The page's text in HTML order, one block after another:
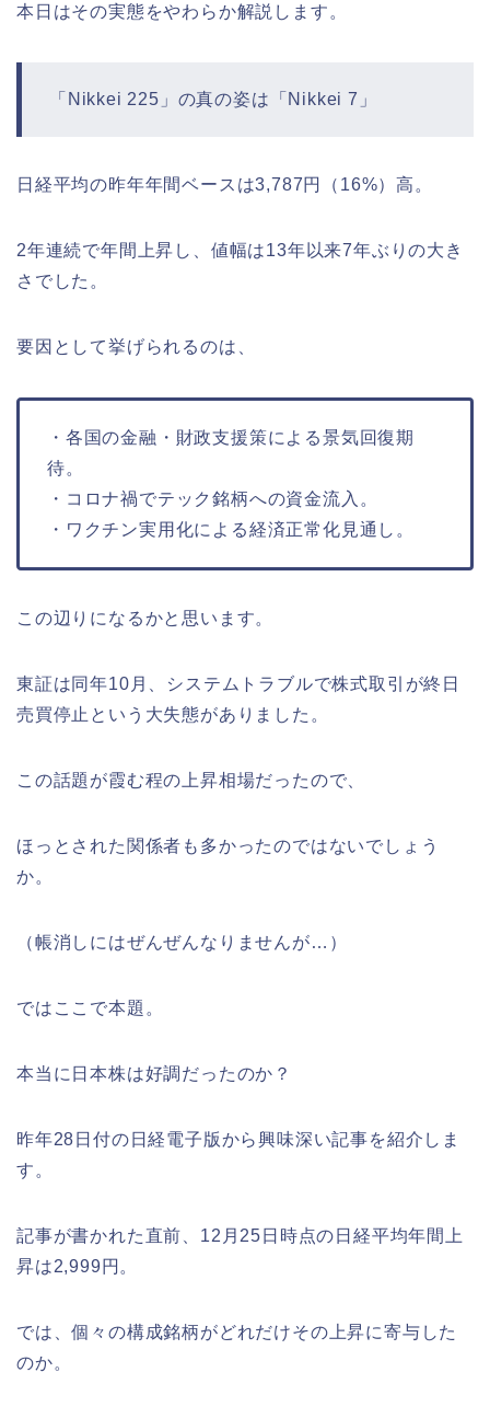
本日はその実態をやわらか解説します。
「Nikkei 225」の真の姿は「Nikkei 7」
日経平均の昨年年間ベースは3,787円（16%）高。
2年連続で年間上昇し、値幅は13年以来7年ぶりの大き
さでした。
要因として挙げられるのは、
・各国の金融・財政支援策による景気回復期
待。
・コロナ禍でテック銘柄への資金流入。
・ワクチン実用化による経済正常化見通し。
この辺りになるかと思います。
東証は同年10月、システムトラブルで株式取引が終日
売買停止という大失態がありました。
この話題が霞む程の上昇相場だったので、
ほっとされた関係者も多かったのではないでしょう
か。
（帳消しにはぜんぜんなりませんが…）
ではここで本題。
本当に日本株は好調だったのか？
昨年28日付の日経電子版から興味深い記事を紹介しま
す。
記事が書かれた直前、12月25日時点の日経平均年間上
昇は2,999円。
では、個々の構成銘柄がどれだけその上昇に寄与した
のか。